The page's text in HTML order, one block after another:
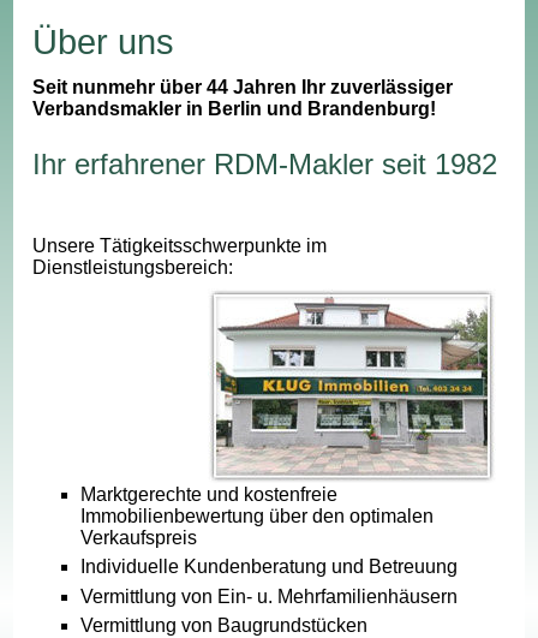
Über uns
Seit nunmehr über 44 Jahren Ihr zuverlässiger
Verbandsmakler in Berlin und Brandenburg!
Ihr erfahrener RDM-Makler seit 1982
Unsere Tätigkeitsschwerpunkte im
Dienstleistungsbereich:
Marktgerechte und kostenfreie
Immobilienbewertung über den optimalen
Verkaufspreis
Individuelle Kundenberatung und Betreuung
Vermittlung von Ein- u. Mehrfamilienhäusern
Vermittlung von Baugrundstücken